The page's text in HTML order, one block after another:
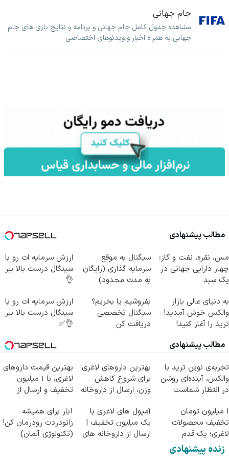
جام جهانی
مشاهده جدول کامل جام جهانی و برنامه و نتایج بازی های جام
جهانی به همراه اخبار و ویدئوهای اختصاصی
مطالب پیشنهادی
مس، نقره، نفت و گاز؛
چهار دارایی جهانی در
یک سبد
سیگنال به موقع
سرمایه گذاری (رایگان
به مدت محدود)
ارزش سرمایه ات رو با
سینگال درست بالا ببر
👌
به دنیای عالی بازار
والکس خوش آمدید!
ترید را آغاز کنید!
بفروشیم یا بخریم؟
سیگنال تخصصی
دریافت کن
ارزش سرمایه ات رو با
سینگال درست بالا ببر
👌✅
مطالب پیشنهادی
تجربه‌ی نوین ترید با
والکس، آینده‌ای روشن
در انتظار شماست
بهترین داروهای لاغری
برای شروع کاهش
وزن، ارسال از داروخانه
بهترین قیمت داروهای
لاغری، با ۱ میلیون
تخفیف و ارسال از
۱ میلیون تومان
تخفیف محصولات
لاغری؛ یک قدم
نزدیک‌تر به شروع
کاهش وزن
آمپول های لاغری با
یک میلیون تخفیف |
ارسال از داروخانه های
1بار برای همیشه
زانودردت رودرمان کن!
(تکنولوژی آلمان)
زنده پیشنهادی